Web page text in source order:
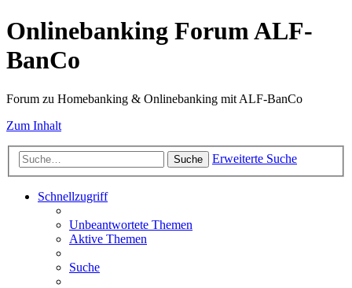
Onlinebanking Forum ALF-
BanCo
Forum zu Homebanking & Onlinebanking mit ALF-BanCo
Zum Inhalt
Suche Erweiterte Suche
Schnellzugriff
Unbeantwortete Themen
Aktive Themen
Suche